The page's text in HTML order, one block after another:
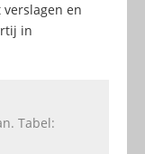
en
in
Tabel: